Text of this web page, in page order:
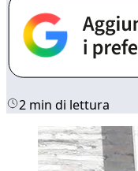
2 min di lettura